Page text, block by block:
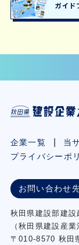
企業一覧
当
プライバシーポ
お問い合わせ
秋⽥県建設部建設
（秋⽥県建設産
〒010-8570 秋田